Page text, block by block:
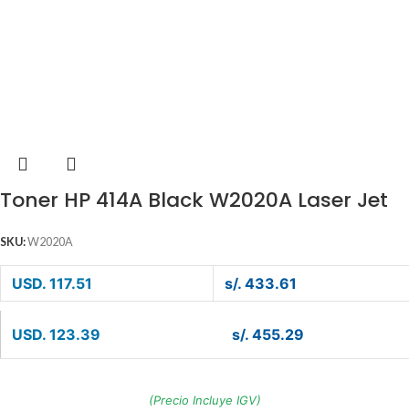
Toner HP 414A Black W2020A Laser Jet
SKU:W2020A
USD. 117.51 s/. 433.61
USD. 123.39 s/. 455.29
(Precio Incluye IGV)